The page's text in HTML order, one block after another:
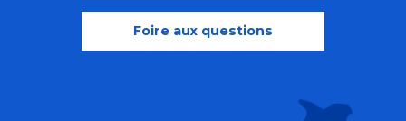
Foire aux questions